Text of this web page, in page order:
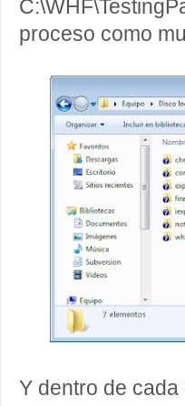
proceso como
Y dentro de